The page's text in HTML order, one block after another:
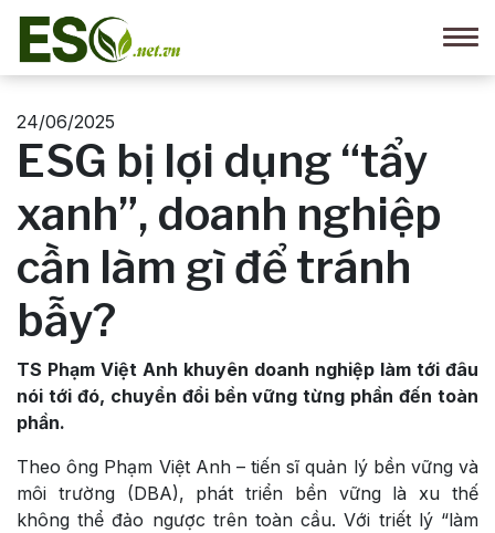
24/06/2025
ESG bị lợi dụng “tẩy
xanh”, doanh nghiệp
cần làm gì để tránh
bẫy?
TS Phạm Việt Anh khuyên doanh nghiệp làm tới đâu
nói tới đó, chuyển đổi bền vững từng phần đến toàn
phần.
Theo ông Phạm Việt Anh – tiến sĩ quản lý bền vững và
môi trường (DBA), phát triển bền vững là xu thế
không thể đảo ngược trên toàn cầu. Với triết lý “làm